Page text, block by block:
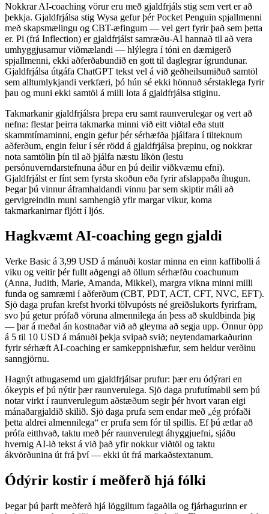
Nokkrar AI-coaching vörur eru með gjaldfrjáls stig sem vert er að
þekkja. Gjaldfrjálsa stig Wysa gefur þér Pocket Penguin spjallmenni
með skapsmælingu og CBT-æfingum — vel gert fyrir það sem þetta
er. Pi (frá Inflection) er gjaldfrjálst samræðu-AI hannað til að vera
umhyggjusamur viðmælandi — hlýlegra í tóni en dæmigerð
spjallmenni, ekki aðferðabundið en gott til daglegrar ígrundunar.
Gjaldfrjálsa útgáfa ChatGPT tekst vel á við geðheilsumiðuð samtöl
sem alltumlykjandi verkfæri, þó hún sé ekki hönnuð sérstaklega fyrir
þau og muni ekki samtöl á milli lota á gjaldfrjálsa stiginu.
Takmarkanir gjaldfrjálsra þrepa eru samt raunverulegar og vert að
nefna: flestar þeirra takmarka minni við eitt viðtal eða stutt
skammtímaminni, engin gefur þér sérhæfða þjálfara í tilteknum
aðferðum, engin felur í sér rödd á gjaldfrjálsa þrepinu, og nokkrar
nota samtölin þín til að þjálfa næstu líkön (lestu
persónuverndarstefnuna áður en þú deilir viðkvæmu efni).
Gjaldfrjálst er fínt sem fyrsta skoðun eða fyrir afslappaða íhugun.
Þegar þú vinnur áframhaldandi vinnu þar sem skiptir máli að
gervigreindin muni samhengið yfir margar vikur, koma
takmarkanirnar fljótt í ljós.
Hagkvæmt AI-coaching gegn gjaldi
Verke Basic á 3,99 USD á mánuði kostar minna en einn kaffibolli á
viku og veitir þér fullt aðgengi að öllum sérhæfðu coachunum
(Anna, Judith, Marie, Amanda, Mikkel), margra vikna minni milli
funda og samræmi í aðferðum (CBT, PDT, ACT, CFT, NVC, EFT).
Sjö daga prufan krefst hvorki tölvupósts né greiðslukorts fyrirfram,
svo þú getur prófað vöruna almennilega án þess að skuldbinda þig
— þar á meðal án kostnaðar við að gleyma að segja upp. Önnur öpp
á 5 til 10 USD á mánuði þekja svipað svið; neytendamarkaðurinn
fyrir sérhæft AI-coaching er samkeppnishæfur, sem heldur verðinu
sanngjörnu.
Hagnýt athugasemd um gjaldfrjálsar prufur: þær eru ódýrari en
ókeypis ef þú nýtir þær raunverulega. Sjö daga prufutímabil sem þú
notar virkt í raunverulegum aðstæðum segir þér hvort varan eigi
mánaðargjaldið skilið. Sjö daga prufa sem endar með „ég prófaði
þetta aldrei almennilega“ er prufa sem fór til spillis. Ef þú ætlar að
prófa eitthvað, taktu með þér raunverulegt áhyggjuefni, sjáðu
hvernig AI-ið tekst á við það yfir nokkur viðtöl og taktu
ákvörðunina út frá því — ekki út frá markaðstextanum.
Ódýrir kostir í meðferð hjá fólki
Þegar þú þarft meðferð hjá löggiltum fagaðila og fjárhagurinn er